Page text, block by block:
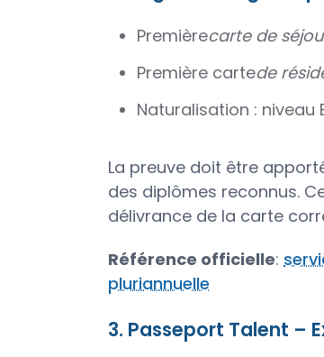
Premièrecarte de
Première cartede
Naturalisation : niveau
La preuve doit être
des diplômes reconnus.
délivrance de la carte
Référence officielle:
pluriannuelle
3. Passeport Talent –